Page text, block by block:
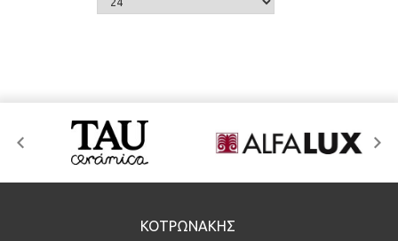
ΚΟΤΡΩΝΑΚΗΣ